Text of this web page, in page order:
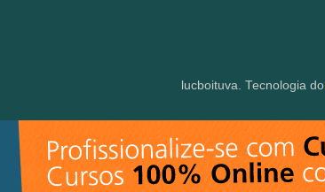
lucboituva. Tecnologia do